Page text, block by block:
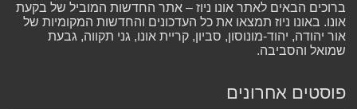
ברוכים הבאים לאתר אונו ניוז – אתר החדשות המוביל של בקעת
אונו. באונו ניוז תמצאו את כל העדכונים והחדשות המקומיות של
אור יהודה, יהוד-מונוסון, סביון, קריית אונו, גני תקווה, גבעת
שמואל והסביבה.
פוסטים אחרונים